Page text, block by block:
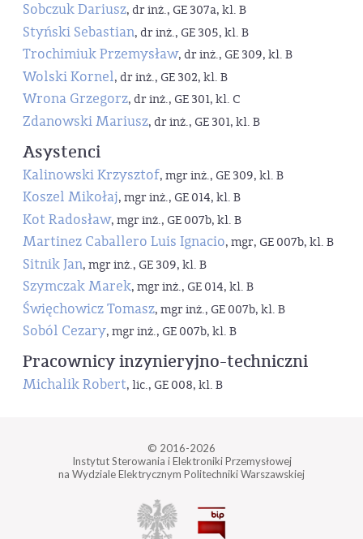
Sobczuk Dariusz, dr inż., GE 307a, kl. B
Styński Sebastian, dr inż., GE 305, kl. B
Trochimiuk Przemysław, dr inż., GE 309, kl. B
Wolski Kornel, dr inż., GE 302, kl. B
Wrona Grzegorz, dr inż., GE 301, kl. C
Zdanowski Mariusz, dr inż., GE 301, kl. B
Asystenci
Kalinowski Krzysztof, mgr inż., GE 309, kl. B
Koszel Mikołaj, mgr inż., GE 014, kl. B
Kot Radosław, mgr inż., GE 007b, kl. B
Martinez Caballero Luis Ignacio, mgr, GE 007b, kl. B
Sitnik Jan, mgr inż., GE 309, kl. B
Szymczak Marek, mgr inż., GE 014, kl. B
Święchowicz Tomasz, mgr inż., GE 007b, kl. B
Soból Cezary, mgr inż., GE 007b, kl. B
Pracownicy inzynieryjno-techniczni
Michalik Robert, lic., GE 008, kl. B
© 2016-2026
Instytut Sterowania i Elektroniki Przemysłowej
na Wydziale Elektrycznym Politechniki Warszawskiej